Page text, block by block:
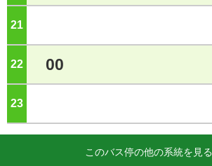
21
22 00
23
このバス停の他の系統を見る